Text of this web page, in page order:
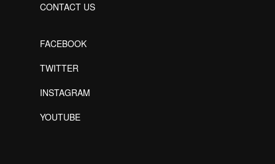
CONTACT US
FACEBOOK
TWITTER
INSTAGRAM
YOUTUBE